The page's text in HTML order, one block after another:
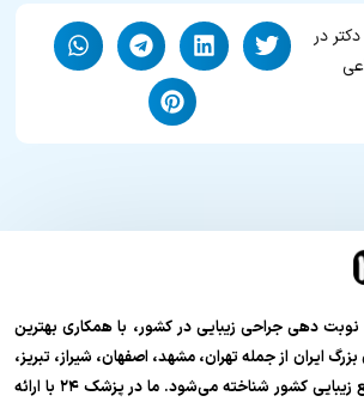
در
نوبت دهی جراحی زیبایی در کشور، با همکاری بهترین
ایران از جمله تهران، مشهد، اصفهان، شیراز، تبریز،
رشت و…، به عنوان مرجع زیبایی کشور شناخته می‌شود. ما در پزشک ۲۴ با ارائه